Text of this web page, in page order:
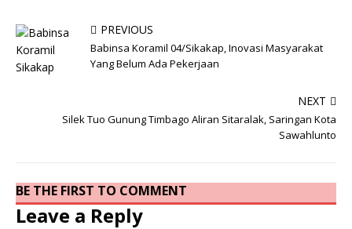
PREVIOUS
Babinsa Koramil 04/Sikakap, Inovasi Masyarakat
Yang Belum Ada Pekerjaan
NEXT
Silek Tuo Gunung Timbago Aliran Sitaralak, Saringan Kota
Sawahlunto
BE THE FIRST TO COMMENT
Leave a Reply